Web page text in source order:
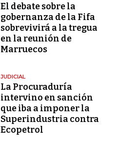
El debate sobre la
gobernanza de la Fifa
sobrevivirá a la tregua
en la reunión de
Marruecos
JUDICIAL
La Procuraduría
intervino en sanción
que iba a imponer la
Superindustria contra
Ecopetrol